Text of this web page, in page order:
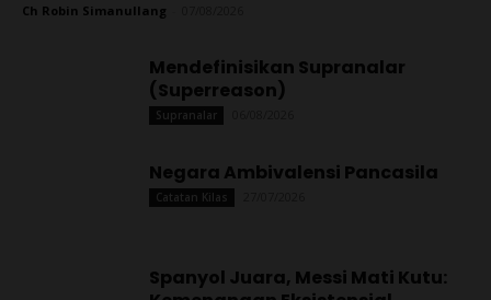
Ch Robin Simanullang
Mendefinisikan Supranalar
(Superreason)
Supranalar
Negara Ambivalensi Pancasila
Catatan Kilas
Spanyol Juara, Messi Mati Kutu: